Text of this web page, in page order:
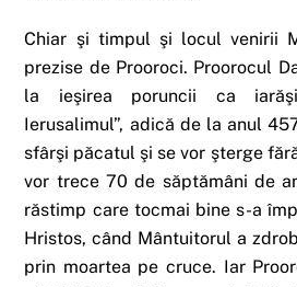
Chiar şi timpul şi locul venirii
prezise de Prooroci. Proorocul
la ieşirea poruncii ca
Ierusalimul”, adică de la anul
sfârşi păcatul şi se vor şterge
vor trece 70 de săptămâni de
răstimp care tocmai bine s-a
Hristos, când Mântuitorul a
prin moartea pe cruce. Iar